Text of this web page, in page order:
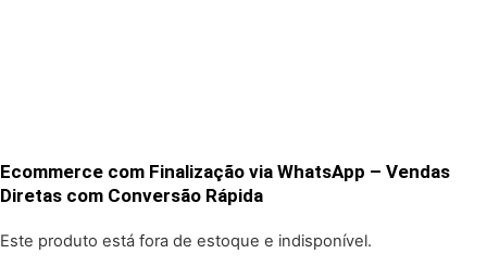
Ecommerce com Finalização via WhatsApp – Vendas
Diretas com Conversão Rápida
Este produto está fora de estoque e indisponível.